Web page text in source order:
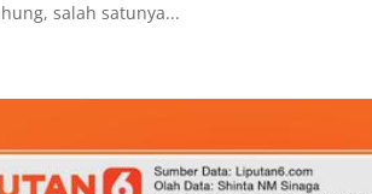
salah satunya...